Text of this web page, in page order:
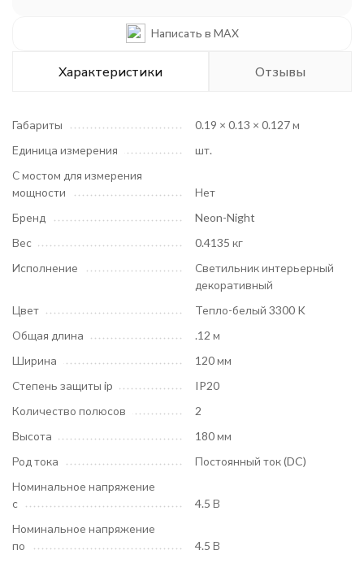
Написать в MAX
Характеристики Отзывы
Габариты
0.19 × 0.13 × 0.127 м
Единица измерения
шт.
С мостом для измерения
мощности
Нет
Бренд
Neon-Night
Вес
0.4135 кг
Исполнение
Светильник интерьерный
декоративный
Цвет
Тепло-белый 3300 K
Общая длина
.12 м
Ширина
120 мм
Степень защиты ip
IP20
Количество полюсов
2
Высота
180 мм
Род тока
Постоянный ток (DC)
Номинальное напряжение
с
4.5 В
Номинальное напряжение
по
4.5 В